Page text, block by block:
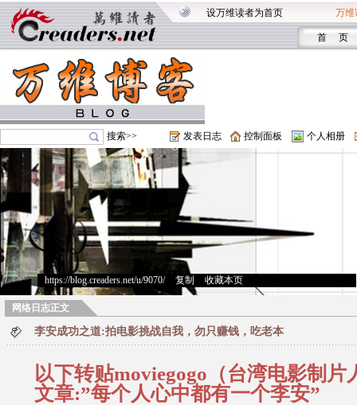
设万维读者为首页 万维
首 页
搜索>> 发表日志 控制面板 个人相册
https://blog.creaders.net/u/9070/> 复制 收藏本页
网络日志正文
李安成功之道:拍电影挑战自我，勿只赚钱，吃老本
以下转贴moviegogo（台湾电影制片
文章:”每个人心中都有一个李安”